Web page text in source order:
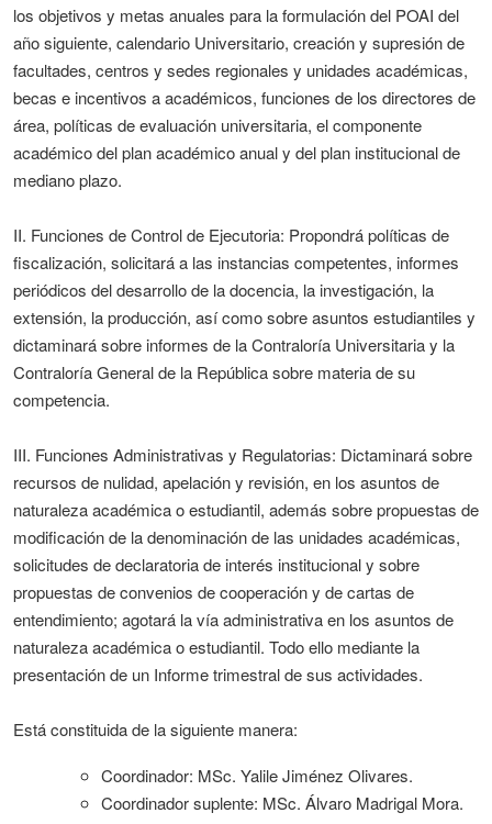
los objetivos y metas anuales para la formulación del POAI del
año siguiente, calendario Universitario, creación y supresión de
facultades, centros y sedes regionales y unidades académicas,
becas e incentivos a académicos, funciones de los directores de
área, políticas de evaluación universitaria, el componente
académico del plan académico anual y del plan institucional de
mediano plazo.
II. Funciones de Control de Ejecutoria: Propondrá políticas de
fiscalización, solicitará a las instancias competentes, informes
periódicos del desarrollo de la docencia, la investigación, la
extensión, la producción, así como sobre asuntos estudiantiles y
dictaminará sobre informes de la Contraloría Universitaria y la
Contraloría General de la República sobre materia de su
competencia.
III. Funciones Administrativas y Regulatorias: Dictaminará sobre
recursos de nulidad, apelación y revisión, en los asuntos de
naturaleza académica o estudiantil, además sobre propuestas de
modificación de la denominación de las unidades académicas,
solicitudes de declaratoria de interés institucional y sobre
propuestas de convenios de cooperación y de cartas de
entendimiento; agotará la vía administrativa en los asuntos de
naturaleza académica o estudiantil. Todo ello mediante la
presentación de un Informe trimestral de sus actividades.
Está constituida de la siguiente manera:
Coordinador: MSc. Yalile Jiménez Olivares.
Coordinador suplente: MSc. Álvaro Madrigal Mora.